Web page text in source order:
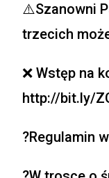
⚠️Szanowni
trzecich
❌ Wstęp na
http://bit.ly/
?Regulamin